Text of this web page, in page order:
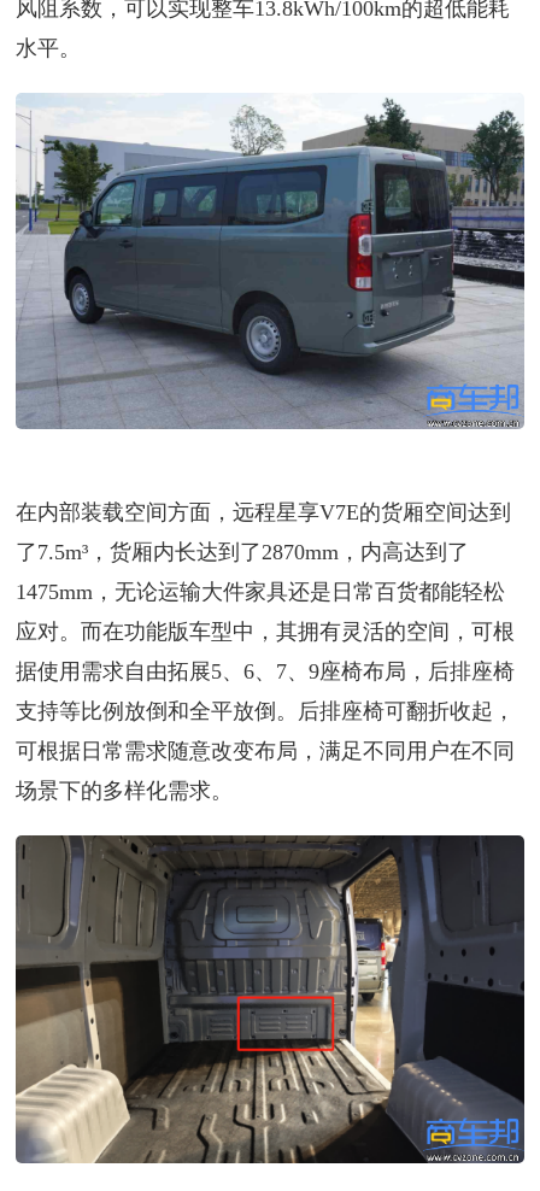
风阻系数，可以实现整车13.8kWh/100km的超低能耗
水平。
在内部装载空间方面，远程星享V7E的货厢空间达到
了7.5m³，货厢内长达到了2870mm，内高达到了
1475mm，无论运输大件家具还是日常百货都能轻松
应对。而在功能版车型中，其拥有灵活的空间，可根
据使用需求自由拓展5、6、7、9座椅布局，后排座椅
支持等比例放倒和全平放倒。后排座椅可翻折收起，
可根据日常需求随意改变布局，满足不同用户在不同
场景下的多样化需求。